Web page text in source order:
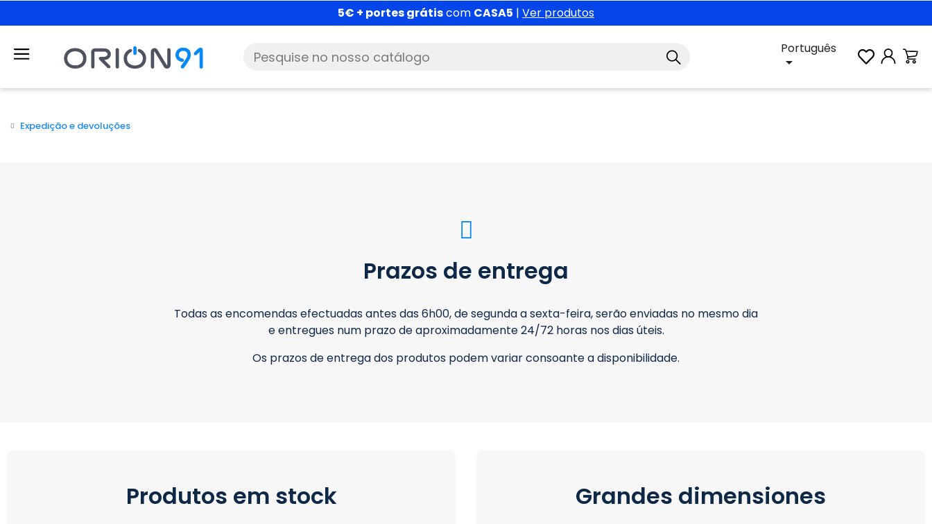
5€ + portes grátiscom CASA5 | Ver produtos
Português

Expedição e devoluções
Prazos de entrega
Todas as encomendas efectuadas antes das 6h00, de segunda a sexta-feira, serão enviadas no mesmo dia
e entregues num prazo de aproximadamente 24/72 horas nos dias úteis.
Os prazos de entrega dos produtos podem variar consoante a disponibilidade.
Produtos em stock Grandes dimensiones